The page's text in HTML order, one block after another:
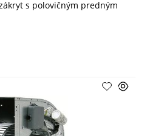
s polovičným predným